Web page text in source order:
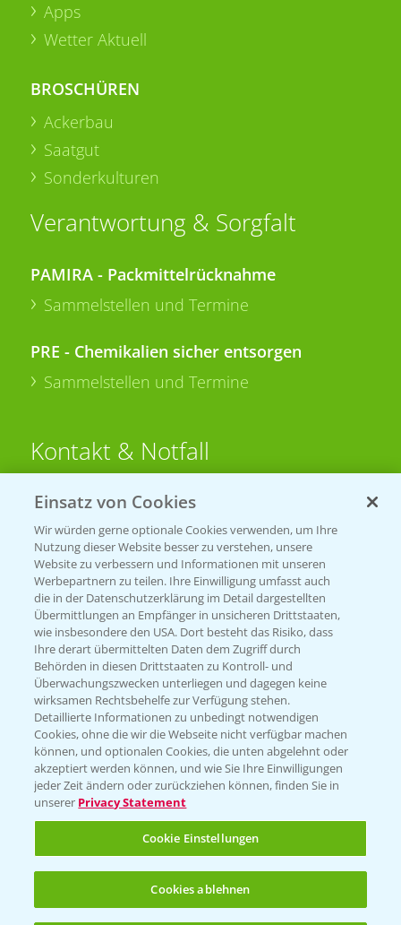
Apps
Wetter Aktuell
BROSCHÜREN
Ackerbau
Saatgut
Sonderkulturen
Verantwortung & Sorgfalt
PAMIRA - Packmittelrücknahme
Sammelstellen und Termine
PRE - Chemikalien sicher entsorgen
Sammelstellen und Termine
Kontakt & Notfall
Beratung auf WhatsApp
T.+49 (0)174 346 564 1
KONTAKT
Hilfe in Notfällen
T.+49 (0)214/30-20220
Folgen Sie uns
Einsatz von Cookies
Wir würden gerne optionale Cookies verwenden, um Ihre
Nutzung dieser Website besser zu verstehen, unsere
Website zu verbessern und Informationen mit unseren
Werbepartnern zu teilen. Ihre Einwilligung umfasst auch
die in der Datenschutzerklärung im Detail dargestellten
Übermittlungen an Empfänger in unsicheren Drittstaaten,
wie insbesondere den USA. Dort besteht das Risiko, dass
Ihre derart übermittelten Daten dem Zugriff durch
Behörden in diesen Drittstaaten zu Kontroll- und
Überwachungszwecken unterliegen und dagegen keine
wirksamen Rechtsbehelfe zur Verfügung stehen.
Detaillierte Informationen zu unbedingt notwendigen
Cookies, ohne die wir die Webseite nicht verfügbar machen
können, und optionalen Cookies, die unten abgelehnt oder
akzeptiert werden können, und wie Sie Ihre Einwilligungen
jeder Zeit ändern oder zurückziehen können, finden Sie in
unserer Privacy Statement
Cookie Einstellungen
Cookies ablehnen